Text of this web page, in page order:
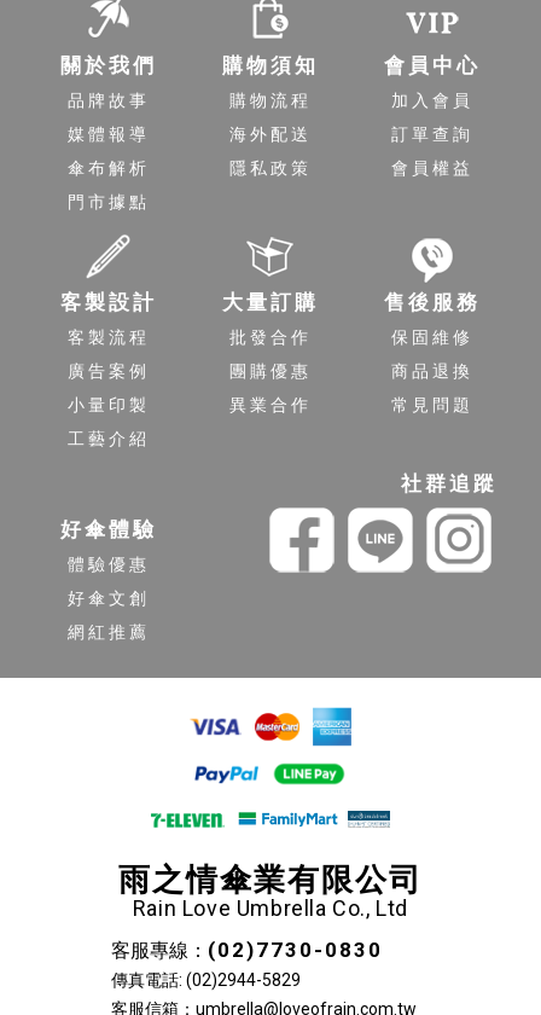
關於我們
品牌故事
媒體報導
傘布解析
門市據點
購物須知
購物流程
海外配送
隱私政策
會員中心
加入會員
訂單查詢
會員權益
客製設計
客製流程
廣告案例
小量印製
工藝介紹
大量訂購
批發合作
團購優惠
異業合作
售後服務
保固維修
商品退換
常見問題
好傘體驗
體驗優惠
好傘文創
網紅推薦
社群追蹤
雨之情傘業有限公司
Rain Love Umbrella Co., Ltd
客服專線： (02)7730-0830
傳真電話: (02)2944-5829
客服信箱：umbrella@loveofrain.com.tw